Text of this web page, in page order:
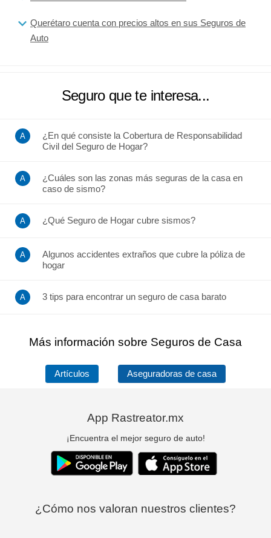
Querétaro cuenta con precios altos en sus Seguros de
Auto
Seguro que te interesa...
¿En qué consiste la Cobertura de Responsabilidad
Civil del Seguro de Hogar?
¿Cuáles son las zonas más seguras de la casa en
caso de sismo?
¿Qué Seguro de Hogar cubre sismos?
Algunos accidentes extraños que cubre la póliza de
hogar
3 tips para encontrar un seguro de casa barato
Más información sobre Seguros de Casa
Artículos Aseguradoras de casa
App Rastreator.mx
¡Encuentra el mejor seguro de auto!
¿Cómo nos valoran nuestros clientes?